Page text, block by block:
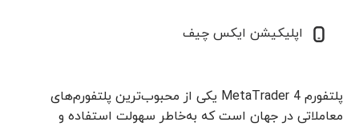
اپلیکیشن ایکس چیف
پلتفورم MetaTrader 4 یکی از محبوب‌ترین پلتفورم‌های
معاملاتی در جهان است که به‌خاطر سهولت استفاده و